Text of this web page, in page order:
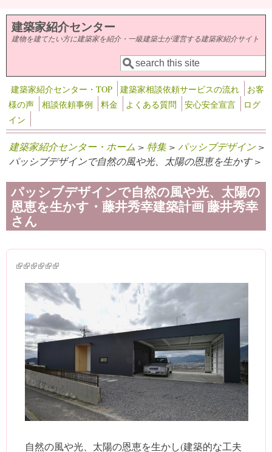
メインコンテンツに移動
建築家紹介センター
建物を建てたい方に建築家を紹介・一級建築士が運営する建築家紹介サイト
検索フォーム
検索
建築家紹介センター・TOP 建築家相談依頼サービスの流れ
お客
様の声
相談依頼事例 料金 よくある質問 安心安全宣言
ログ
イン
建築家紹介センター・ホーム > 特集 > パッシブデザイン>
パッシブデザインで自然の風や光、太陽の恩恵を生かす >
パッシブデザインで自然の風や光、太陽の
恩恵を生かす・藤井秀幸建築計画 藤井秀幸
さん
(link is external)
(link is external)
(link is external)
(link is external)
(link is external)
(link is external)
自然の風や光、太陽の恩恵を生かし(建築的な工夫